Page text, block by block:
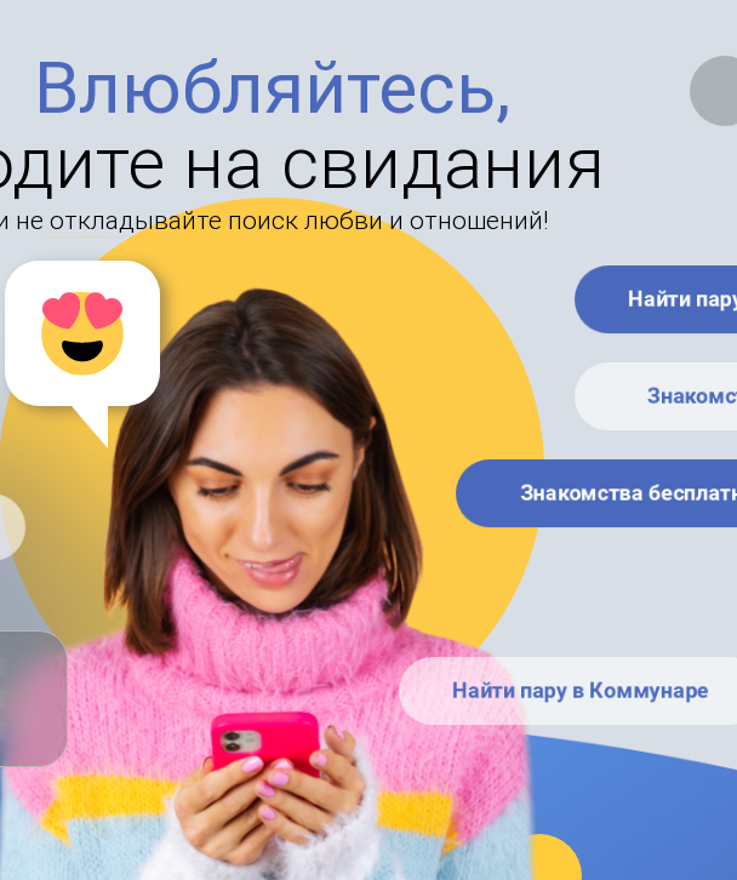
Влюбляйтесь,
на свидания
не откладывайте поиск любви и отношений!
Найти
Знакомства
Найти пару в Коммунаре